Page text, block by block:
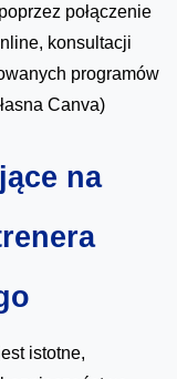
połączenie
konsultacji
programów
Canva)
na
istotne,